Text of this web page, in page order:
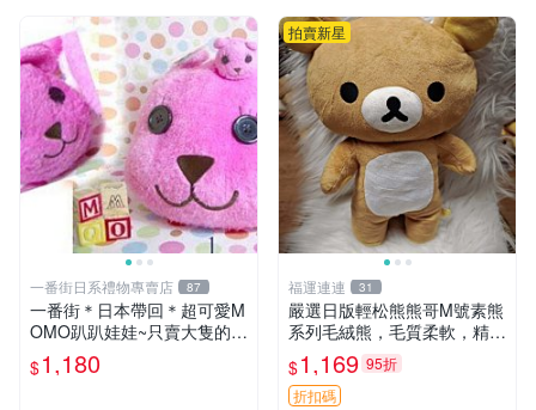
一番街日系禮物專賣店 87
一番街＊日本帶回＊超可愛M
OMO趴趴娃娃~只賣大隻的1
號~單隻價～生日禮物
$1,180
拍賣新星
福運連連 31
嚴選日版輕松熊熊哥M號素熊
系列毛絨熊，毛質柔軟，精緻
可愛，尺寸35cm，保存狀態
優異。收藏或贈送皆為佳選。
中古 毛絨熊 毛玩偶
$1,169 95折
折扣碼